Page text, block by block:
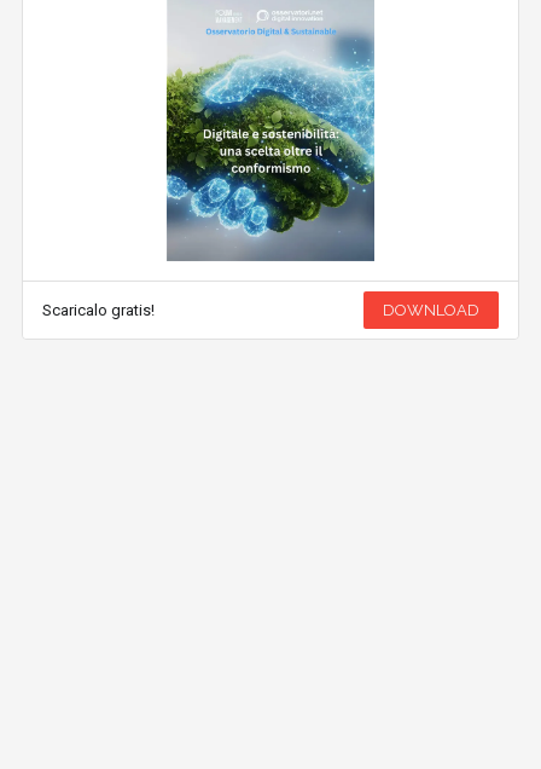
Scaricalo gratis! DOWNLOAD